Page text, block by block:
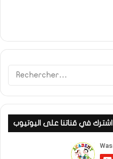
اشترك في قناتنا على اليوتيوب